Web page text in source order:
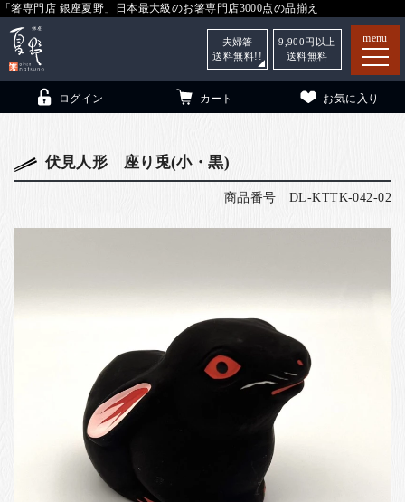
「箸専門店 銀座夏野」日本最大級のお箸専門店3000点の品揃え
menu
法人・飲食店のお客様
お客様の声
お問い合わせ
ログイン カート お気に入り
夫婦箸
送料無料!!
9,900 円以上
送料無料
伏見人形 座り兎(小・黒)
商品番号 DL-KTTK-042-02